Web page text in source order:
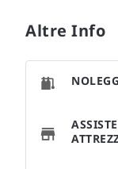
Altre Info